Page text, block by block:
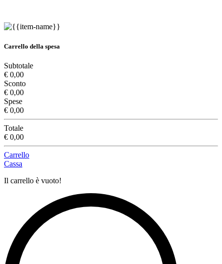
Carrello della spesa
Subtotale
€ 0,00
Sconto
€ 0,00
Spese
€ 0,00
Totale
€ 0,00
Carrello
Cassa
Il carrello è vuoto!